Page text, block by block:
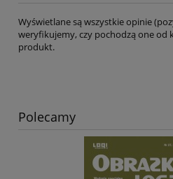
Wyświetlane są wszystkie opinie
weryfikujemy, czy pochodzą one
produkt.
Polecamy